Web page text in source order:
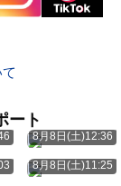
ート
8月8日(土)12:36
8月8日(土)11:25